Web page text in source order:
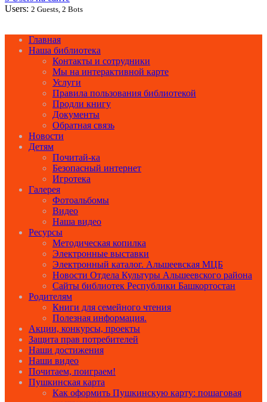
Users: 2 Guests, 2 Bots
Главная
Наша библиотека
Контакты и сотрудники
Мы на интерактивной карте
Услуги
Правила пользования библиотекой
Продли книгу
Документы
Обратная связь
Новости
Детям
Почитай-ка
Безопасный интернет
Игротека
Галерея
Фотоальбомы
Видео
Наша видео
Ресурсы
Методическая копилка
Электронные выставки
Электронный каталог. Альшеевская МЦБ
Новости Отдела Культуры Альшеевского района
Сайты библиотек Республики Башкортостан
Родителям
Книги для семейного чтения
Полезная информация.
Акции, конкурсы, проекты
Защита прав потребителей
Наши достижения
Наши видео
Почитаем, поиграем!
Пушкинская карта
Как оформить Пушкинскую карту: пошаговая